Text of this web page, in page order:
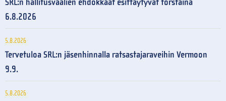
SRL:n hallitusvaalien ehdokkaat esittäytyvät torstaina
6.8.2026
5.8.2026
Tervetuloa SRL:n jäsenhinnalla ratsastajaraveihin Vermoon
9.9.
5.8.2026